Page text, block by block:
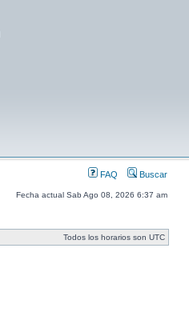
FAQ Buscar
Fecha actual Sab Ago 08, 2026 6:37 am
Todos los horarios son UTC